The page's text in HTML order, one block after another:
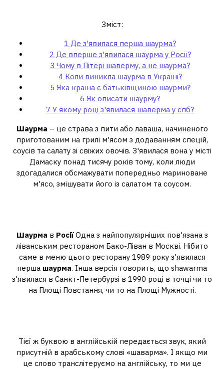
Зміст:
1 Де з'явилася перша шаурма?
2 Де вперше з'явилася шаурма у Росії?
3 Чому в Пітері шаверму, а не шаурма?
4Коли виникла шаурма в Україні?
5 Яка країна є батьківщиною шаурми?
6 Як описати шаурму?
7 У якому році з'явилася шаверма у спб?
Шаурма – це страва з пити або лаваша, начиненого
приготованим на грилі м'ясом з додаванням спецій,
соусів та салату зі свіжих овочів. З'явилася вона у місті
Дамаску понад тисячу років тому, коли люди
здогадалися обсмажувати попередньо мариноване
м'ясо, змішувати його із салатом та соусом.
Шаурма в РосіїОдна з найпопулярніших пов'язана з
ліванським рестораном Бако-Ліван в Москві. Нібито
саме в меню цього ресторану 1989 року з'явилася
перша шаурма. Інша версія говорить, що shawarma
з'явилася в Санкт-Петербурзі в 1990 році в точці чи то
на Площі Повстання, чи то на Площі Мужності.
Тієї ж буквою в англійській передається звук, який
присутній в арабському слові «шаварма». І якщо ми
це слово транслітеруємо на англійську, то ми це